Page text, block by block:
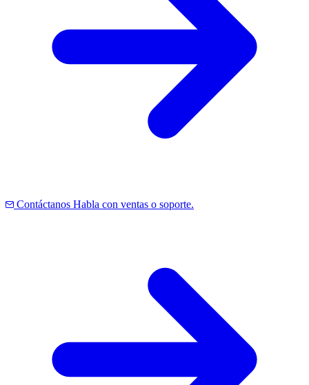
Contáctanos Habla con ventas o soporte.